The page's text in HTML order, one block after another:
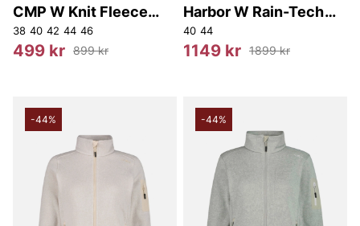
CMP W Knit Fleece
Jacket.
38 40 42 44 46
499 kr 899 kr
Harbor W Rain-Tech
Jacket W-PRO 20000
40 44
1149 kr 1899 kr
-44% -44%